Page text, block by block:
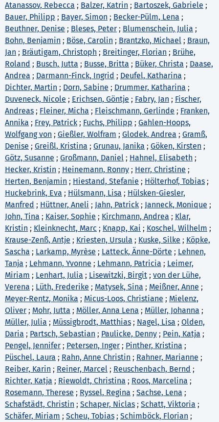
Atanassov, Rebecca ; Balzer, Katrin ; Bartoszek, Gabriele ;
Bauer, Philipp ; Bayer, Simon ; Becker-Pülm, Lena ;
Beuthner, Denise ; Bleses, Peter ; Blumenschein, Julia ;
Bohn, Benjamin ; Böse, Carolin ; Brantzko, Michael ; Braun,
Jan ; Bräutigam, Christoph ; Breitinger, Florian ; Brühe,
Roland ; Busch, Jutta ; Busse, Britta ; Büker, Christa ; Daase,
Andrea ; Darmann-Finck, Ingrid ; Deufel, Katharina ;
Dichter, Martin ; Dorn, Sabine ; Drummer, Katharina ;
Duveneck, Nicole ; Erichsen, Göntje ; Fabry, Jan ; Fischer,
Andreas ; Fleiner, Micha ; Fleischmann, Gerlinde ; Franken,
Annika ; Frey, Patrick ; Fuchs, Philipp ; Gahlen-Hoops,
Wolfgang von ; Gießler, Wolfram ; Glodek, Andrea ; Gramß,
Denise ; Greißl, Kristina ; Grunau, Janika ; Göken, Kirsten ;
Götz, Susanne ; Großmann, Daniel ; Hahnel, Elisabeth ;
Hecker, Kristin ; Heinemann, Ronny ; Herr, Christine ;
Herten, Benjamin ; Hiestand, Stefanie ; Hölterhof, Tobias ;
Huckebrink, Eva ; Hülsmann, Lisa ; Hülsken-Giesler,
Manfred ; Hüttner, Aneli ; Jahn, Patrick ; Janneck, Monique ;
John, Tina ; Kaiser, Sophie ; Kirchmann, Andrea ; Klar,
Kristin ; Kleinknecht, Marc ; Knapp, Kai ; Koschel, Wilhelm ;
Krause-Zenß, Antje ; Kriesten, Ursula ; Kuske, Silke ; Köpke,
Sascha ; Larkamp, Myrèse ; Latteck, Änne-Dörte ; Lehnen,
Tanja ; Lehmann, Yvonne ; Lehmann, Patricia ; Leimer,
Miriam ; Lenhart, Julia ; Lisewitzki, Birgit ; von der Lühe,
Verena ; Lüth, Frederike ; Matysek, Sina ; Meißner, Anne ;
Meyer-Rentz, Monika ; Micus-Loos, Christiane ; Mielenz,
Oliver ; Mohr, Jutta ; Möller, Anna Lena ; Müller, Johanna ;
Müller, Julia ; Müssigbrodt, Matthias ; Nagel, Lisa ; Olden,
Daria ; Partsch, Sebastian ; Paulicke, Denny ; Pein, Katja ;
Pengel, Jennifer ; Petersen, Inger ; Pinther, Kristina ;
Püschel, Laura ; Rahn, Anne Christin ; Rahner, Marianne ;
Reiber, Karin ; Reiner, Marcel ; Reuschenbach, Bernd ;
Richter, Katja ; Riewoldt, Christina ; Roos, Marcelina ;
Rosemann, Therese ; Ryssel, Regina ; Sachse, Lena ;
Schafstädt, Christin ; Schaper, Niclas ; Schatt, Viktoria ;
Schäfer, Miriam ; Scheu, Tobias ; Schimböck, Florian ;